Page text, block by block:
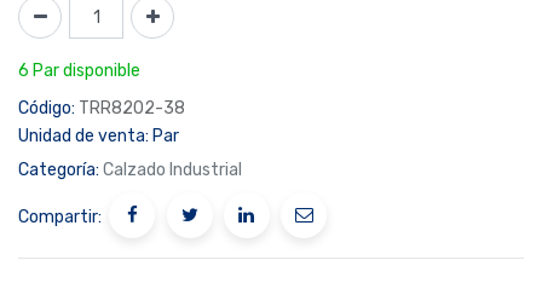
6 Par disponible
Código: TRR8202-38
Unidad de venta: Par
Categoría: Calzado Industrial
Compartir: